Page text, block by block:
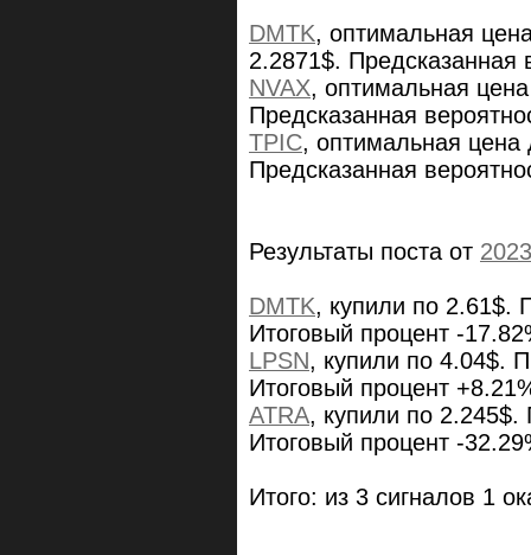
DMTK, оптимальная
2.2871$. Предсказанная
NVAX, оптимальная
Предсказанная
TPIC, оптимальная
Предсказанная
Результаты поста от
DMTK, купили по 2.61$.
Итоговый процент -
LPSN, купили по 4.04$.
Итоговый процент
ATRA, купили по 2.245$.
Итоговый процент -
Итого: из 3 сигналов 1